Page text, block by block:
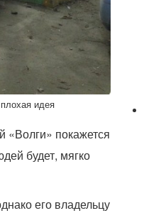
идея
«Волги» покажется
будет, мягко
его владельцу